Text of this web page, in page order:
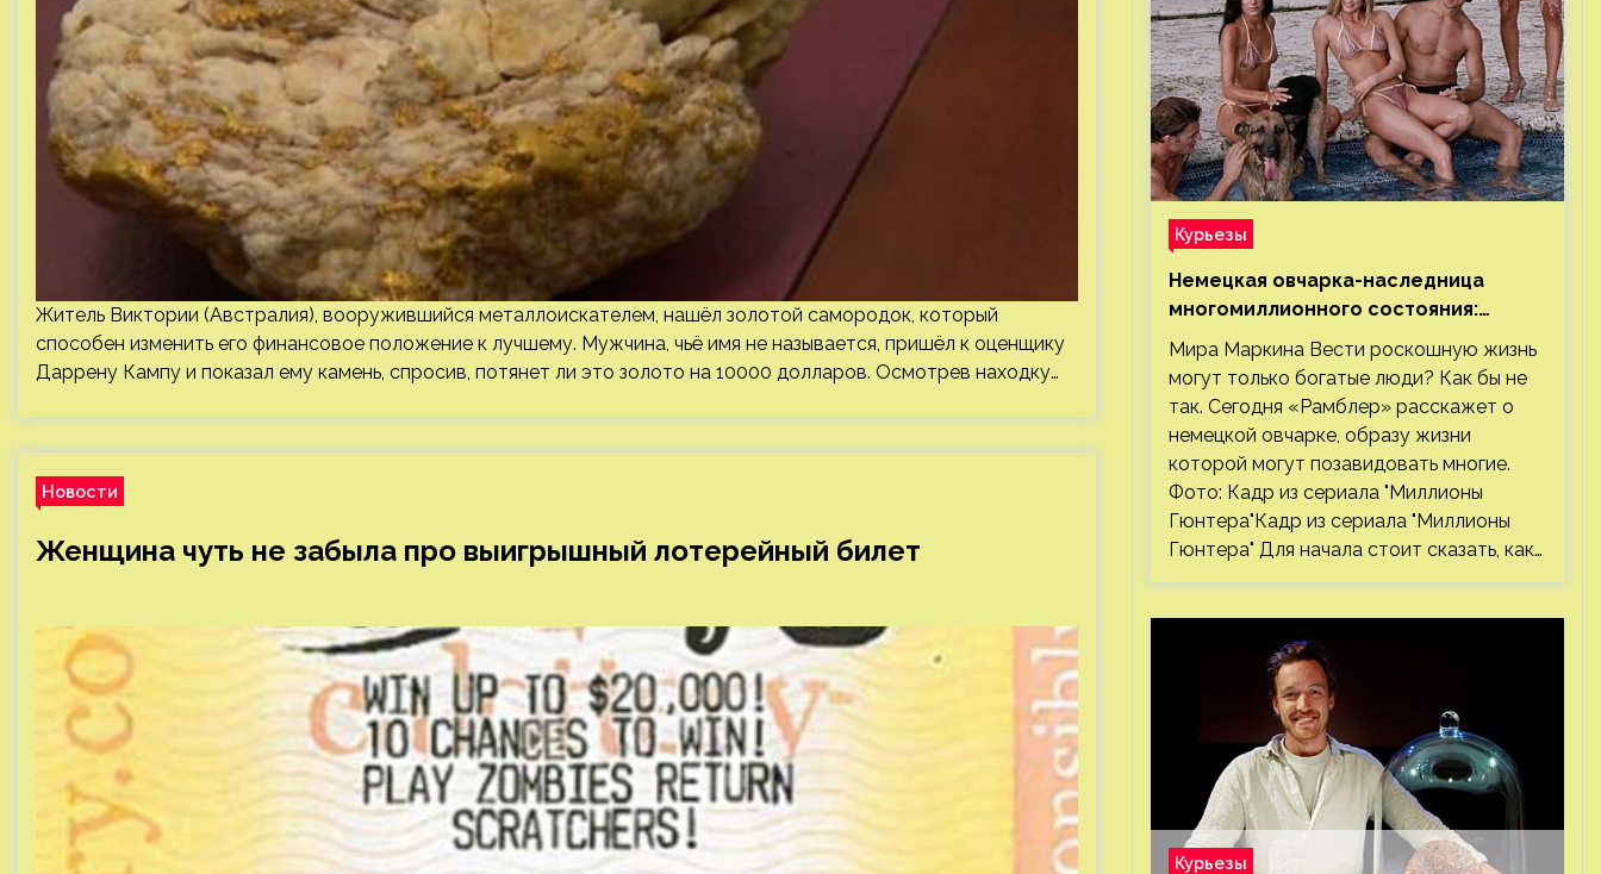
Житель Виктории (Австралия), вооружившийся металлоискателем, нашёл золотой самородок, который
способен изменить его финансовое положение к лучшему. Мужчина, чьё имя не называется, пришёл к оценщику
Даррену Кампу и показал ему камень, спросив, потянет ли это золото на 10000 долларов. Осмотрев находку…
Новости
Женщина чуть не забыла про выигрышный лотерейный билет
Курьезы
Немецкая овчарка-наследница
многомиллионного состояния:
правда или миф
Мира Маркина Вести роскошную жизнь
могут только богатые люди? Как бы не
так. Сегодня «Рамблер» расскажет о
немецкой овчарке, образу жизни
которой могут позавидовать многие.
Фото: Кадр из сериала "Миллионы
Гюнтера"Кадр из сериала "Миллионы
Гюнтера" Для начала стоит сказать, как…
Курьезы